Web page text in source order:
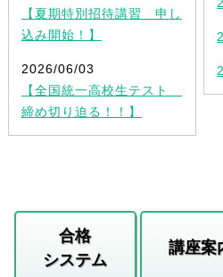
【夏期特別招待講習 申し
込み開始！】
2026/06/03
【全国統一高校生テスト
締め切り迫る！！】
合格
システム
講座案